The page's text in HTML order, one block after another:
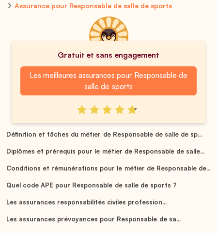
Assurance pour Responsable de salle de sports
Gratuit et sans engagement
Les meilleures assurances pour Responsable de
salle de sports
Définition et tâches du métier de Responsable de salle de sp...
Diplômes et prérequis pour le métier de Responsable de salle...
Conditions et rémunérations pour le métier de Responsable de...
Quel code APE pour Responsable de salle de sports ?
Les assurances responsabilités civiles profession...
Les assurances prévoyances pour Responsable de sa...